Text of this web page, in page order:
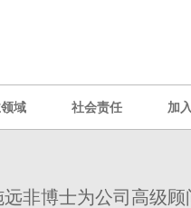
域 社会责任 加
非博士为公司高级顾